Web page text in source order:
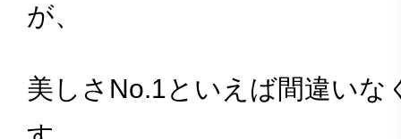
が、
美しさNo.1といえば間違いな